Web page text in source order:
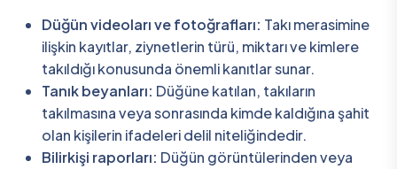
Düğün videoları ve fotoğrafları: Takı merasimine
ilişkin kayıtlar, ziynetlerin türü, miktarı ve kimlere
takıldığı konusunda önemli kanıtlar sunar.
Tanık beyanları: Düğüne katılan, takıların
takılmasına veya sonrasında kimde kaldığına şahit
olan kişilerin ifadeleri delil niteliğindedir.
Bilirkişi raporları: Düğün görüntülerinden veya